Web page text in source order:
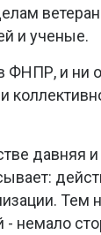
и ученые.
ФНПР, и ни
давняя и
немало